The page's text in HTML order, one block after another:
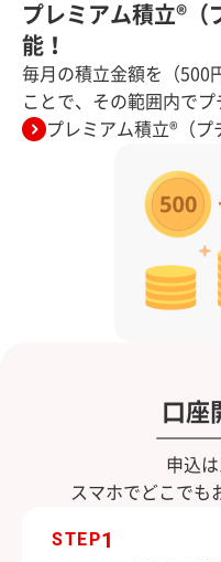
プレミアム積立®（
能！
毎月の積立金額を（500
ことで、その範囲内でプ
プレミアム積立®（プ
口座
申込は
スマホでどこでも
STEP1